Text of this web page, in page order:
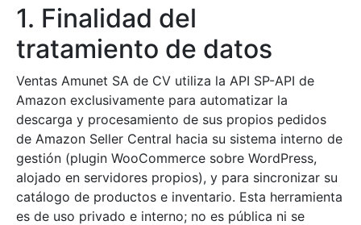
1. Finalidad del
tratamiento de datos
Ventas Amunet SA de CV utiliza la API SP-API de
Amazon exclusivamente para automatizar la
descarga y procesamiento de sus propios pedidos
de Amazon Seller Central hacia su sistema interno de
gestión (plugin WooCommerce sobre WordPress,
alojado en servidores propios), y para sincronizar su
catálogo de productos e inventario. Esta herramienta
es de uso privado e interno; no es pública ni se